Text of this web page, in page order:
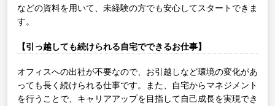
などの資料を用いて、未経験の方でも安心してスタートできま
す。
【引っ越しても続けられる自宅でできるお仕事】
オフィスへの出社が不要なので、お引越しなど環境の変化があ
っても長く続けられる仕事です。また、自宅からマネジメント
を行うことで、キャリアアップを目指して自己成長を実現でき